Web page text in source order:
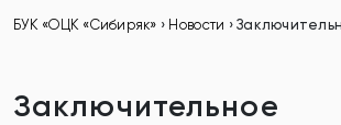
БУК «ОЦК «Сибиряк» › Новости ›
Заключительное